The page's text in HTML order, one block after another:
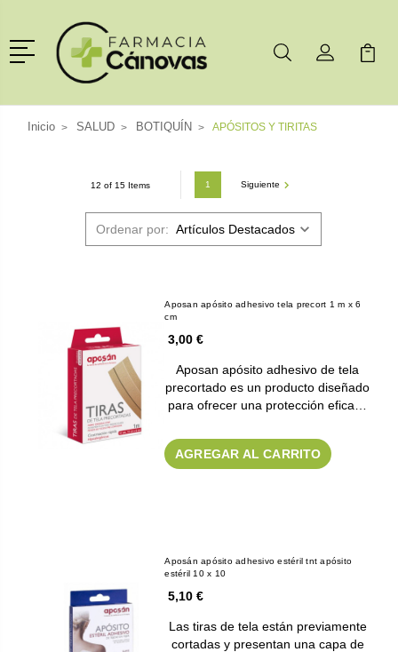
Menú
BuscarMi Cuenta
Mi
Inicio SALUD BOTIQUÍN APÓSITOS Y TIRITAS
12 of 15 Items 1 Siguiente
Ordenar por:
Aposan apósito adhesivo tela precort 1 m x 6
cm
3,00 €
Aposan apósito adhesivo de tela
precortado es un producto diseñado
para ofrecer una protección efica…
AGREGAR AL CARRITO
Aposán apósito adhesivo estéril tnt apósito
estéril 10 x 10
5,10 €
Las tiras de tela están previamente
cortadas y presentan una capa de